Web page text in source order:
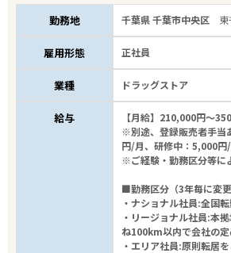
勤務地 千葉県 千葉市中央区
雇用形態 正社員
業種 ドラッグストア
給与
【月給】210,000円～
※別途、登録販売者手当
円/月、研修中：5,000円/
※ご経験・勤務区分等に
■勤務区分（3年毎に変更
・ナショナル社員:全国
・リージョナル社員:本
ね100km以内で会社の
・エリア社員:原則転居